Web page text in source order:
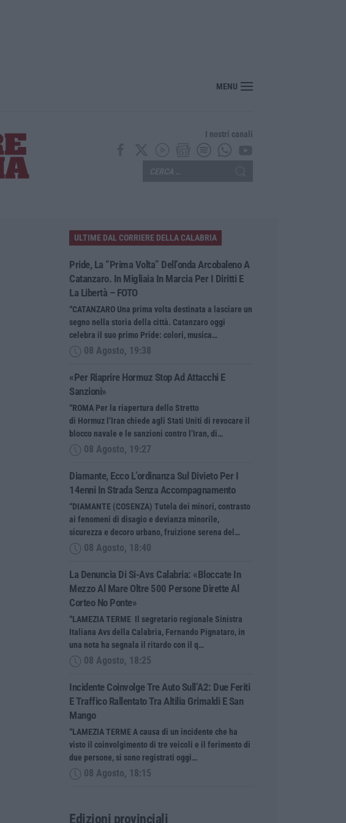
Diamante, ecco l’ordinanza sul divieto per i 14enni in strada senza accompagnamento
MENU
I nostri canali
ULTIME DAL CORRIERE DELLA CALABRIA
Pride, La “prima Volta” Dell’onda Arcobaleno A
Catanzaro. In Migliaia In Marcia Per I Diritti E
La Libertà – FOTO
“CATANZARO Una prima volta destinata a lasciare un
segno nella storia della città. Catanzaro oggi
celebra il suo primo Pride: colori, musica…
08 Agosto, 19:38
«Per Riaprire Hormuz Stop Ad Attacchi E
Sanzioni»
“ROMA Per la riapertura dello Stretto
di Hormuz l’Iran chiede agli Stati Uniti di revocare il
blocco navale e le sanzioni contro l’Iran, di…
08 Agosto, 19:27
Diamante, Ecco L’ordinanza Sul Divieto Per I
14enni In Strada Senza Accompagnamento
“DIAMANTE (COSENZA) Tutela dei minori, contrasto
ai fenomeni di disagio e devianza minorile,
sicurezza e decoro urbano, fruizione serena del…
08 Agosto, 18:40
La Denuncia Di Si-Avs Calabria: «Bloccate In
Mezzo Al Mare Oltre 500 Persone Dirette Al
Corteo No Ponte»
“LAMEZIA TERME Il segretario regionale Sinistra
Italiana Avs della Calabria, Fernando Pignataro, in
una nota ha segnala il ritardo con il q…
08 Agosto, 18:25
Incidente Coinvolge Tre Auto Sull’A2: Due Feriti
E Traffico Rallentato Tra Altilia Grimaldi E San
Mango
“LAMEZIA TERME A causa di un incidente che ha
visto il coinvolgimento di tre veicoli e il ferimento di
due persone, si sono registrati oggi…
08 Agosto, 18:15
Edizioni provinciali